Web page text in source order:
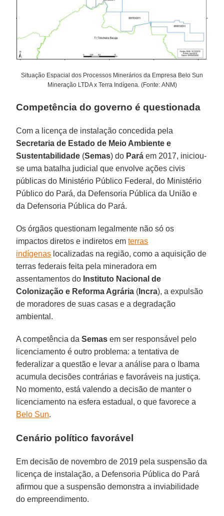
Situação Espacial dos Processos Minerários da Empresa Belo Sun
Mineração LTDA x Terra Indígena. (Fonte: ANM)
Competência do governo é questionada
Com a licença de instalação concedida pela
Secretaria de Estado de Meio Ambiente e
Sustentabilidade (Semas) do Pará em 2017, iniciou-
se uma batalha judicial que envolve ações civis
públicas do Ministério Público Federal, do Ministério
Público do Pará, da Defensoria Pública da União e
da Defensoria Pública do Pará.
Os órgãos questionam legalmente não só os
impactos diretos e indiretos emterras
indígenas localizadas na região, como a aquisição de
terras federais feita pela mineradora em
assentamentos do Instituto Nacional de
Colonização e Reforma Agrária ( Incra), a expulsão
de moradores de suas casas e a degradação
ambiental.
A competência daSemas em ser responsável pelo
licenciamento é outro problema: a tentativa de
federalizar a questão e levar a análise para o Ibama
acumula decisões contrárias e favoráveis na justiça.
No momento, está valendo a decisão de manter o
licenciamento na esfera estadual, o que favorece a
Belo Sun.
Cenário político favorável
Em decisão de novembro de 2019 pela suspensão da
licença de instalação, a Defensoria Pública do Pará
afirmou que a suspensão demonstra a inviabilidade
do empreendimento.